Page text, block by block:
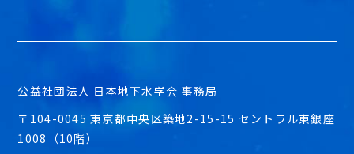
公益社団法人 日本地下水学会 事務局
〒104-0045 東京都中央区築地2-15-15 セントラル東銀座
1008（10階）